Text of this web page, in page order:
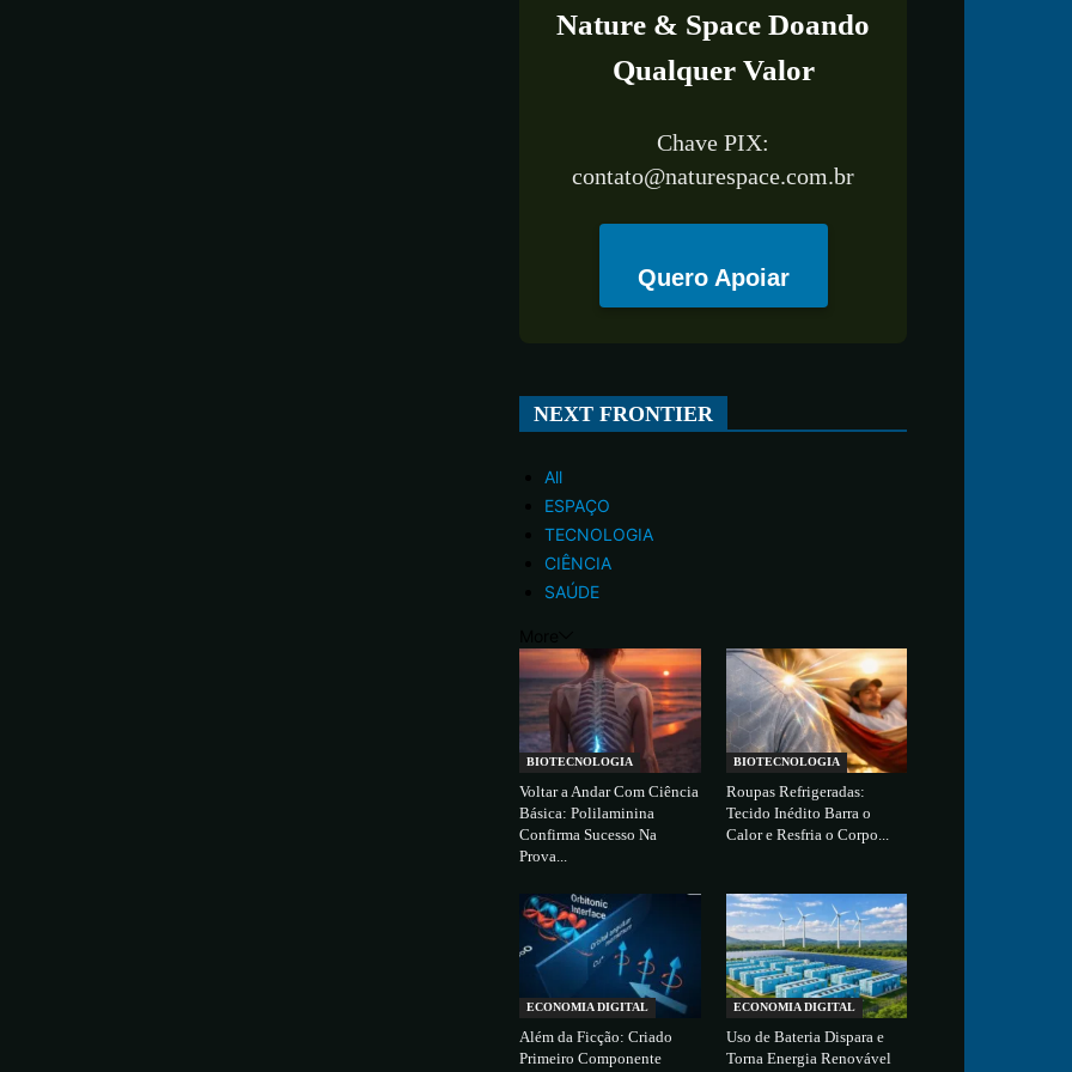
Nature & Space Doando
Qualquer Valor
Chave PIX:
contato@naturespace.com.br
Quero Apoiar
NEXT FRONTIER
All
ESPAÇO
TECNOLOGIA
CIÊNCIA
SAÚDE
BIOTECNOLOGIA
Voltar a Andar Com Ciência
Básica: Polilaminina
Confirma Sucesso Na
Prova...
BIOTECNOLOGIA
Roupas Refrigeradas:
Tecido Inédito Barra o
Calor e Resfria o Corpo...
ECONOMIA DIGITAL
Além da Ficção: Criado
Primeiro Componente
ECONOMIA DIGITAL
Uso de Bateria Dispara e
Torna Energia Renovável